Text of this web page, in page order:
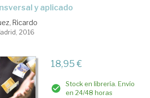
y aplicado
Ricardo
2016
18,95 €
Stock en librería. Envío
en 24/48 horas